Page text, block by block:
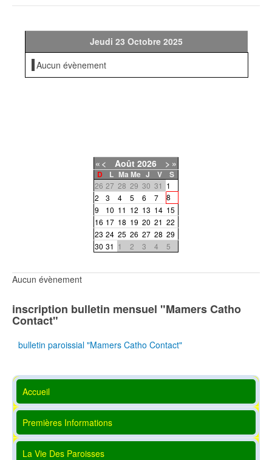
Jeudi 23 Octobre 2025
Aucun évènement
« < Août 2026 > »
D L Ma Me J V S
26 27 28 29 30 31 1
2
3 4 5 6 7
8
9
10 11 12 13 14 15
16 17 18 19 20 21 22
23 24 25 26 27 28 29
30 31 1 2 3 4 5
Aucun évènement
inscription bulletin mensuel "Mamers Catho
Contact"
bulletin paroissial "Mamers Catho Contact"
Accueil
Premières Informations
La Vie Des Paroisses